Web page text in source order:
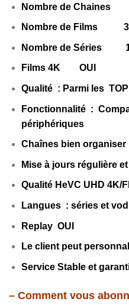
Nombre de Chaines
Nombre de Films
Nombre de Séries
Films 4K OUI
Qualité : Parmi les
Fonctionnalité :
périphériques
Chaînes bien
Mise à jours régulière
Qualité HeVC UHD 4K/
Langues : séries et
Replay OUI
Le client peut
Service Stable et
– Comment vous